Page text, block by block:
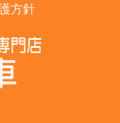
方針